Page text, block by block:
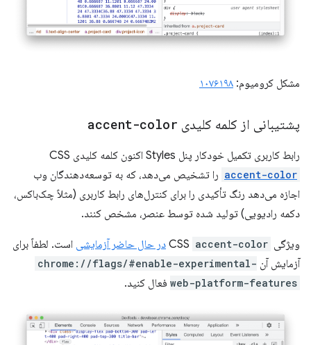
مشکل کرومیوم: ۱۰۷۶۱۹۸
پشتیبانی از کلمه کلیدی accent-color
رابط کاربری تکمیل خودکار پنل Styles اکنون کلمه کلیدی CSS
accent-color را تشخیص می‌دهد، که به توسعه‌دهندگان وب
اجازه می‌دهد رنگ تأکیدی را برای کنترل‌های رابط کاربری (مثلاً چک‌باکس،
دکمه رادیویی) تولید شده توسط عنصر، مشخص کنند.
ویژگی CSS accent-color در حال حاضر آزمایشی است. لطفاً برای
آزمایش آن chrome://flags/#enable-experimental-
web-platform-features فعال کنید.